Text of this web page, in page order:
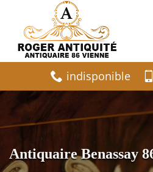
indisponible
Antiquaire Benassay